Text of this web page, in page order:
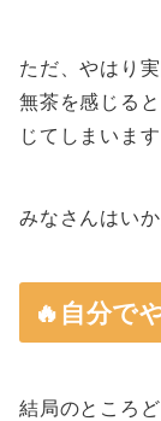
ただ、やはり
無茶を感じる
じてしまいます
みなさんはい
🔥自分で
結局のところ